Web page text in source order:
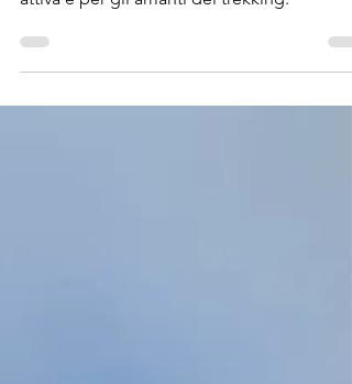
ideale per chi è alla ricerca di una vacanza
attiva e per gli amanti del trekking.